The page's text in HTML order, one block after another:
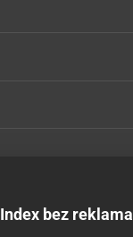
Index bez reklama